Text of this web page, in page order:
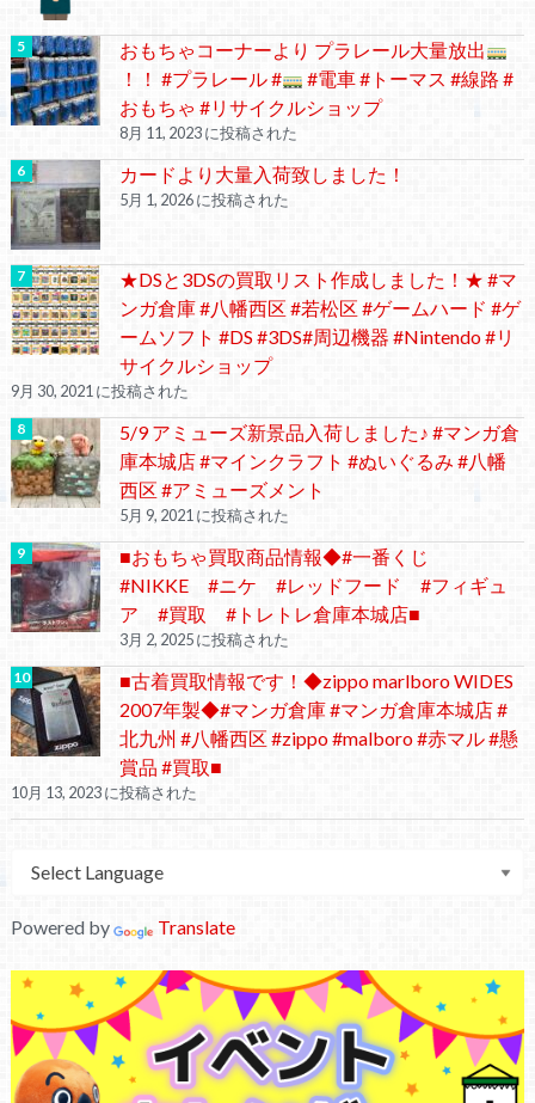
おもちゃコーナーより プラレール大量放出
！！ #プラレール #
#電車 #トーマス #線路 #
おもちゃ #リサイクルショップ
8月 11, 2023 に投稿された
カードより大量入荷致しました！
5月 1, 2026 に投稿された
★DSと3DSの買取リスト作成しました！★ #マ
ンガ倉庫 #八幡西区 #若松区 #ゲームハード #ゲ
ームソフト #DS #3DS#周辺機器 #Nintendo #リ
サイクルショップ
9月 30, 2021 に投稿された
5/9 アミューズ新景品入荷しました♪ #マンガ倉
庫本城店 #マインクラフト #ぬいぐるみ #八幡
西区 #アミューズメント
5月 9, 2021 に投稿された
■おもちゃ買取商品情報◆#一番くじ
#NIKKE #ニケ #レッドフード #フィギュ
ア #買取 #トレトレ倉庫本城店■
3月 2, 2025 に投稿された
■古着買取情報です！◆zippo marlboro WIDES
2007年製◆#マンガ倉庫 #マンガ倉庫本城店 #
北九州 #八幡西区 #zippo #malboro #赤マル #懸
賞品 #買取■
10月 13, 2023 に投稿された
Powered by Translate